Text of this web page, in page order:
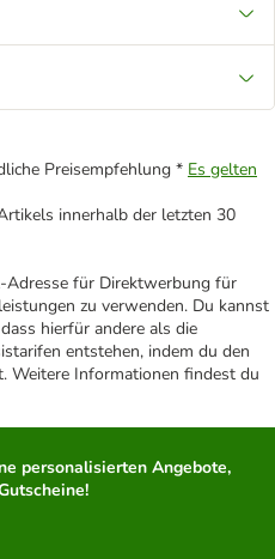
Preisempfehlung * Es gelten
innerhalb der letzten 30
Adresse für Direktwerbung für
zu verwenden. Du kannst
hierfür andere als die
entstehen, indem du den
Weitere Informationen findest du
personalisierten Angebote,